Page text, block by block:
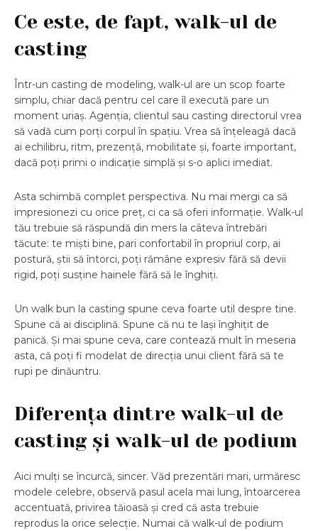
Ce este, de fapt, walk-ul de
casting
Într-un casting de modeling, walk-ul are un scop foarte
simplu, chiar dacă pentru cel care îl execută pare un
moment uriaș. Agenția, clientul sau casting directorul vrea
să vadă cum porți corpul în spațiu. Vrea să înțeleagă dacă
ai echilibru, ritm, prezență, mobilitate și, foarte important,
dacă poți primi o indicație simplă și s-o aplici imediat.
Asta schimbă complet perspectiva. Nu mai mergi ca să
impresionezi cu orice preț, ci ca să oferi informație. Walk-ul
tău trebuie să răspundă din mers la câteva întrebări
tăcute: te miști bine, pari confortabil în propriul corp, ai
postură, știi să întorci, poți rămâne expresiv fără să devii
rigid, poți susține hainele fără să le înghiți.
Un walk bun la casting spune ceva foarte util despre tine.
Spune că ai disciplină. Spune că nu te lași înghițit de
panică. Și mai spune ceva, care contează mult în meseria
asta, că poți fi modelat de direcția unui client fără să te
rupi pe dinăuntru.
Diferența dintre walk-ul de
casting și walk-ul de podium
Aici mulți se încurcă, sincer. Văd prezentări mari, urmăresc
modele celebre, observă pasul acela mai lung, întoarcerea
accentuată, privirea tăioasă și cred că asta trebuie
reprodus la orice selecție. Numai că walk-ul de podium